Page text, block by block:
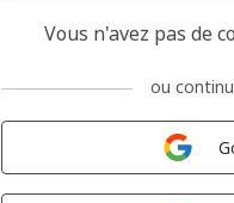
Vous n'avez pas de
ou